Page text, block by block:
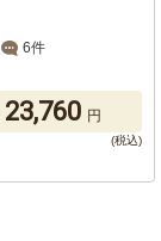
6件
23,760 円